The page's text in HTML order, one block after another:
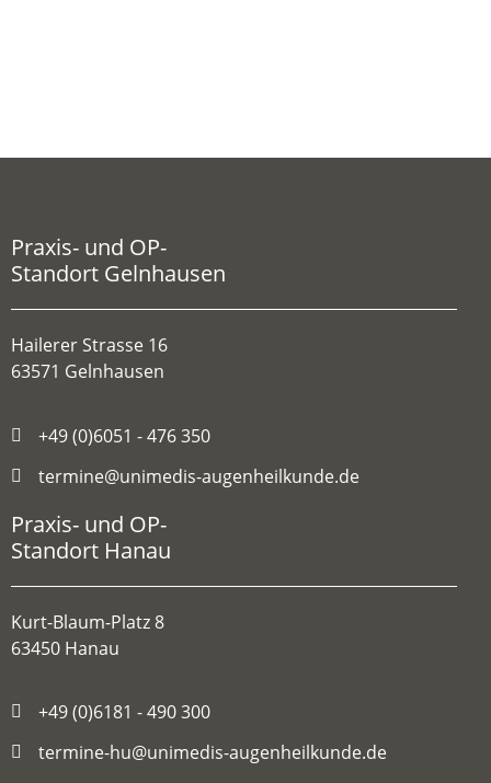
Praxis- und OP-
Standort Gelnhausen
Hailerer Strasse 16
63571 Gelnhausen
+49 (0)6051 - 476 350
termine@unimedis-augenheilkunde.de
Praxis- und OP-
Standort Hanau
Kurt-Blaum-Platz 8
63450 Hanau
+49 (0)6181 - 490 300
termine-hu@unimedis-augenheilkunde.de